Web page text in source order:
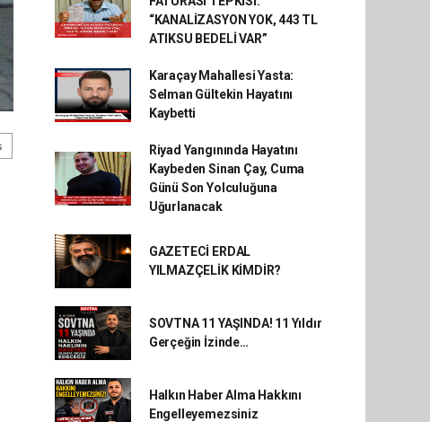
“KANALİZASYON YOK, 443 TL
ATIKSU BEDELİ VAR”
Karaçay Mahallesi Yasta:
Selman Gültekin Hayatını
Kaybetti
Riyad Yangınında Hayatını
Kaybeden Sinan Çay, Cuma
Günü Son Yolculuğuna
Uğurlanacak
GAZETECİ ERDAL
YILMAZÇELİK KİMDİR?
SOVTNA 11 YAŞINDA! 11 Yıldır
Gerçeğin İzinde…
Halkın Haber Alma Hakkını
Engelleyemezsiniz